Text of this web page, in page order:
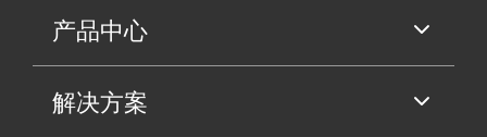
产品中心
解决方案